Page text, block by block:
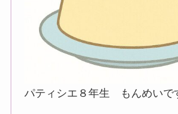
パティシエ８年生 もんめいで